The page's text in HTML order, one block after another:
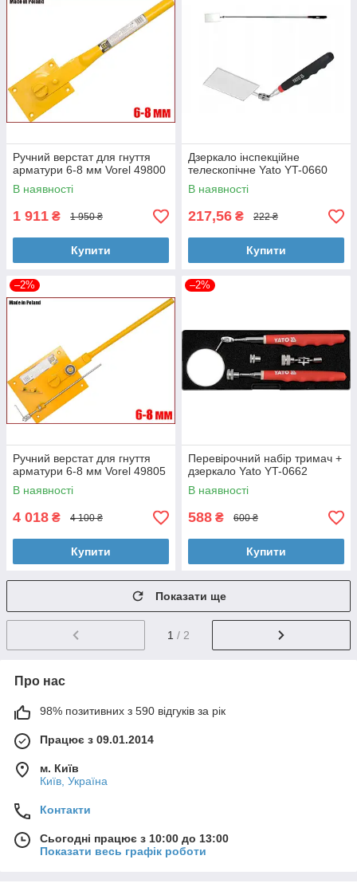
Ручний верстат для гнуття
арматури 6-8 мм Vorel 49800
В наявності
1 911 ₴ 1 950 ₴
Купити
Дзеркало інспекційне
телескопічне Yato YT-0660
В наявності
217,56 ₴ 222 ₴
Купити
–2%
Ручний верстат для гнуття
арматури 6-8 мм Vorel 49805
В наявності
4 018 ₴ 4 100 ₴
Купити
–2%
Перевірочний набір тримач +
дзеркало Yato YT-0662
В наявності
588 ₴ 600 ₴
Купити
Показати ще
1 / 2
Про нас
98% позитивних з 590 відгуків за рік
Працює з 09.01.2014
м. Київ
Київ, Україна
Контакти
Сьогодні працює з 10:00 до 13:00
Показати весь графік роботи